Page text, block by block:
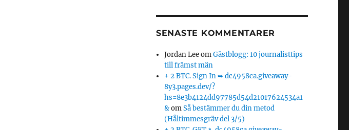
SENASTE KOMMENTARER
Jordan LeeomGästblogg: 10 journalisttips
till främst män
+ 2 BTC. Sign In ➥ dc4958ca.giveaway-
8y3.pages.dev/?
hs=8e3b4124dd97785d54d21017624534a1
&omSå bestämmer du din metod
(Håltimmesgräv del 3/5)